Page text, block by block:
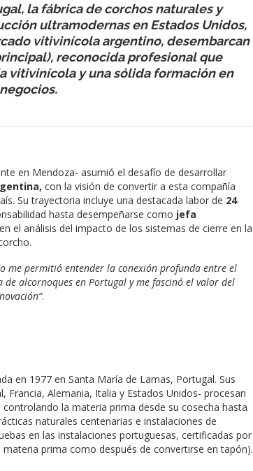
la fábrica de corchos naturales y
ultramodernas en Estados Unidos,
vitivinícola argentino, desembarcan
reconocida profesional que
vitivinícola y una sólida formación en
en Mendoza- asumió el desafío de desarrollar
con la visión de convertir a esta compañía
Su trayectoria incluye una destacada labor de 24
hasta desempeñarse como jefa
el análisis del impacto de los sistemas de cierre en la
me permitió entender la conexión profunda entre el
alcornoques en Portugal y me fascinó el valor del
.
en 1977 en Santa María de Lamas, Portugal. Sus
Alemania, Italia y Estados Unidos- procesan
la materia prima desde su cosecha hasta
naturales centenarias e instalaciones de
en las instalaciones portuguesas, certificadas por
prima como después de convertirse en tapón).